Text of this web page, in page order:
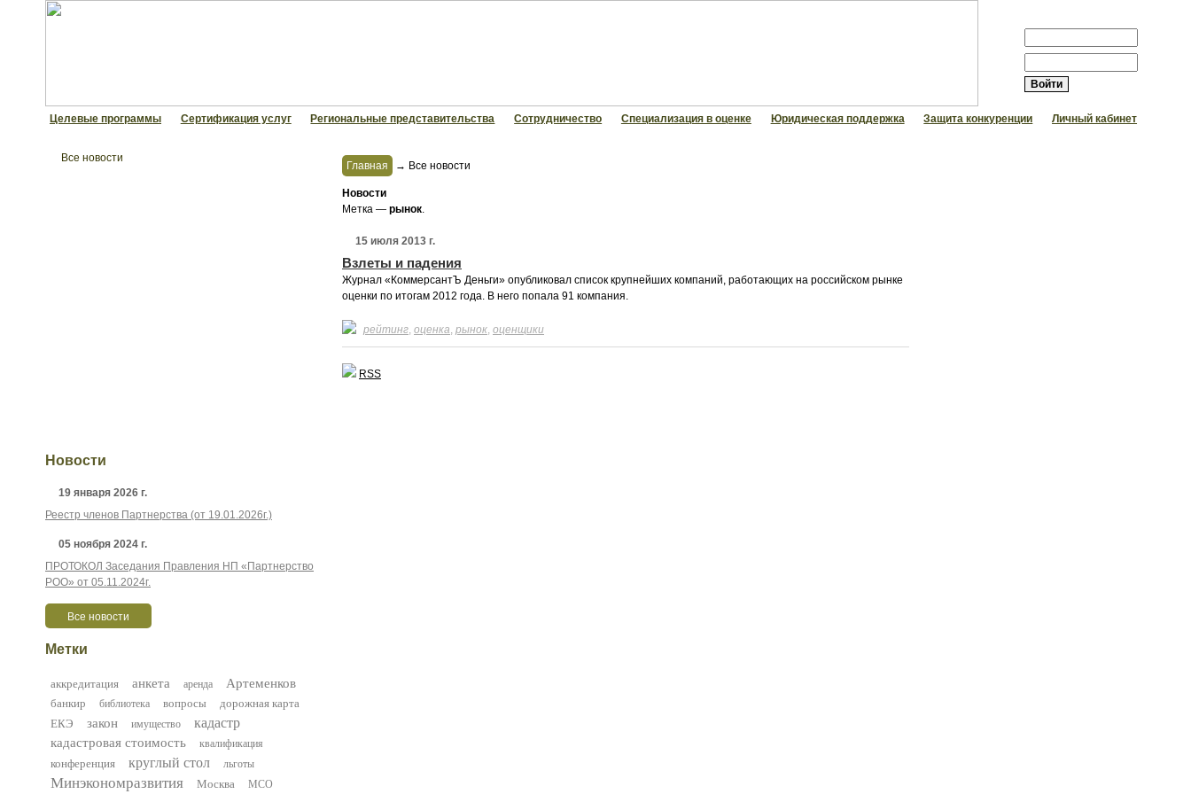
Целевые программы Сертификация услуг Региональные представительства Сотрудничество Специализация в оценке Юридическая поддержка Защита конкуренции Личный кабинет
Все новости
Новости
19 января 2026 г.
Реестр членов Партнерства (от 19.01.2026г.)
05 ноября 2024 г.
ПРОТОКОЛ Заседания Правления НП «Партнерство
РОО» от 05.11.2024г.
Все новости
Метки
аккредитация анкета аренда Артеменков
банкир библиотека вопросы
дорожная карта
ЕКЭ
закон имущество кадастр
кадастровая стоимость квалификация
конференция круглый стол льготы
Минэкономразвития Москва МСО
Главная → Все новости
Новости
Метка — рынок.
15 июля 2013 г.
Взлеты и падения
Журнал « КоммерсантЪ Деньги» опубликовал список крупнейших компаний, работающих на российском рынке
оценки по итогам 2012 года. В него попала 91 компания.
рейтинг, оценка, рынок, оценщики
RSS